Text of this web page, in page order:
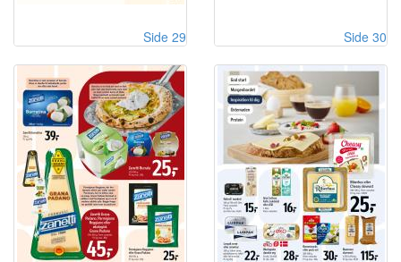
Side 29 Side 30